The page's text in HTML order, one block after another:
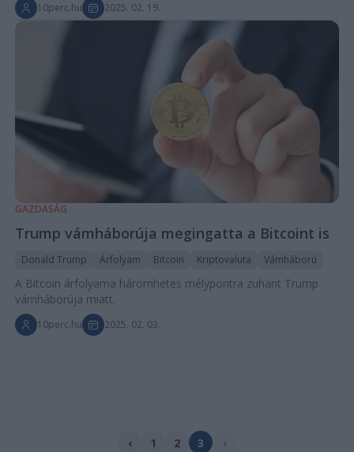
10perc.hu 2025. 02. 19.
GAZDASÁG
Trump vámháborúja megingatta a Bitcoint is
Donald Trump Árfolyam Bitcoin Kriptovaluta Vámháború
A Bitcoin árfolyama háromhetes mélypontra zuhant Trump
vámháborúja miatt.
10perc.hu 2025. 02. 03.
‹ 1 2 3 ›